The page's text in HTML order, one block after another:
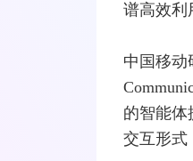
谱高效利
中国移动
的智能体
交互形式